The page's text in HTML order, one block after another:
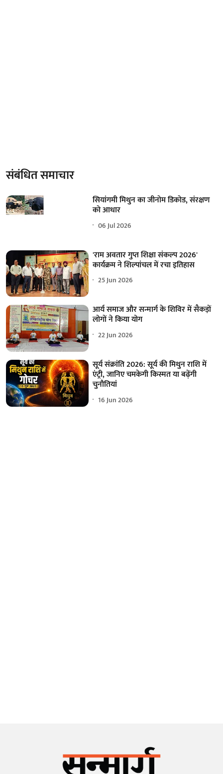
संबंधित समाचार
सियांगमी मिथुन का जीनोम डिकोड, संरक्षण
को आधार
06 Jul 2026
'राम अवतार गुप्त शिक्षा संकल्प 2026'
कार्यक्रम ने शिल्पांचल में रचा इतिहास
25 Jun 2026
आर्य समाज और सन्मार्ग के शिविर में सैकड़ों
लोगों ने किया योग
22 Jun 2026
सूर्य संक्रांति 2026: सूर्य की मिथुन राशि में
एंट्री, जानिए चमकेगी किस्मत या बढ़ेंगी
चुनौतियां
16 Jun 2026